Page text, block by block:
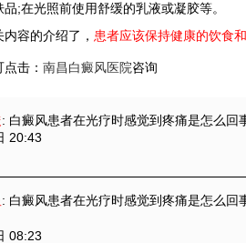
;在光照前使用舒缓的乳液或凝胶等。
容的介绍了， 患者应该保持健康的饮食
击： 南昌白癜风医院咨询
: 白癜风患者在光疗时感觉到疼痛是怎么回
20:43
: 白癜风患者在光疗时感觉到疼痛是怎么回
08:23